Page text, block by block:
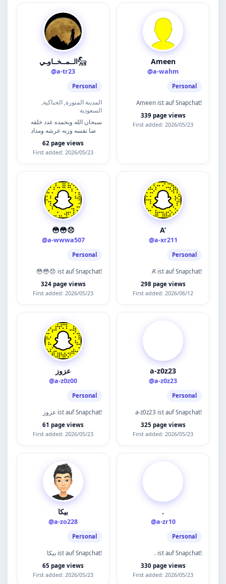
الــمــخــاوـي𓃵
@a-tr23
Personal
المدينة المنورة, الحناكية,
السعودية
سبحان الله وبحمده عدد خلقه
ورضا نفسه وزنه عرشه ومداد
62 page views
First added: 2026/05/23
Ameen
@a-wahm
Personal
Ameen ist auf Snapchat!
339 page views
First added: 2026/05/23
😳😳😞
@a-wwwa507
Personal
😳😳😞 ist auf Snapchat!
324 page views
First added: 2026/05/23
A’
@a-xr211
Personal
A’ ist auf Snapchat!
298 page views
First added: 2026/06/12
عزوز
@a-z0z00
Personal
عزوز ist auf Snapchat!
61 page views
First added: 2026/05/23
a-z0z23
@a-z0z23
Personal
a-z0z23 ist auf Snapchat!
325 page views
First added: 2026/05/23
بيكا
@a-zo228
Personal
بيكا ist auf Snapchat!
65 page views
First added: 2026/05/23
.
@a-zr10
Personal
. ist auf Snapchat!
330 page views
First added: 2026/05/23